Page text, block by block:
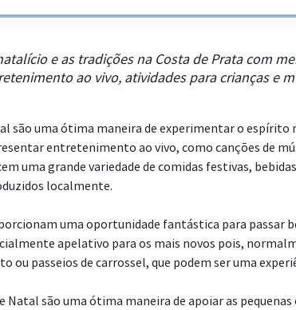
e as tradições na Costa de Prata com
ao vivo, atividades para crianças e
são uma ótima maneira de experimentar o
entretenimento ao vivo, como canções de
uma grande variedade de comidas festivas,
localmente.
uma oportunidade fantástica para passar
apelativo para os mais novos pois,
ou passeios de carrossel, que podem ser uma
Natal são uma ótima maneira de apoiar as